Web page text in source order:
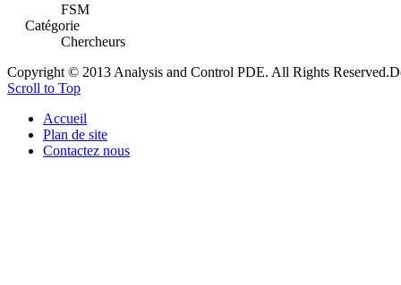
FSM
Catégorie
Chercheurs
Copyright © 2013 Analysis and Control PDE. All Rights Reserved.
Scroll to Top
Accueil
Plan de site
Contactez nous